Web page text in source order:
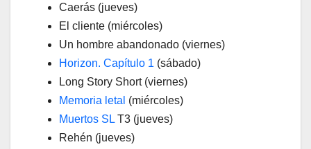
Caerás (jueves)
El cliente (miércoles)
Un hombre abandonado (viernes)
Horizon. Capítulo 1 (sábado)
Long Story Short (viernes)
Memoria letal (miércoles)
Muertos SL T3 (jueves)
Rehén (jueves)